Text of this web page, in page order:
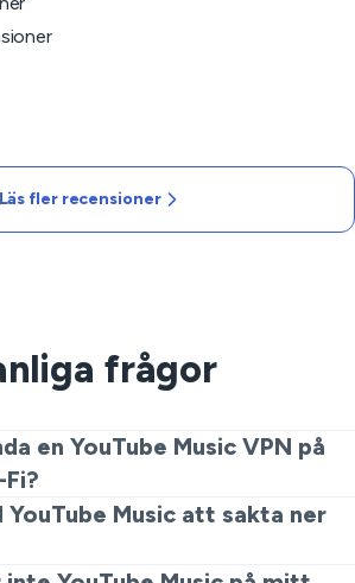
Läs fler recensioner
frågor
en YouTube Music VPN på
innan du trycker på play. Det krypterar
användbart på kaféer, flygplatser och
YouTube Music att sakta ner
snabb. Välj en närliggande server